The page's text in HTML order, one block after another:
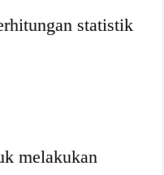
statistik
melakukan